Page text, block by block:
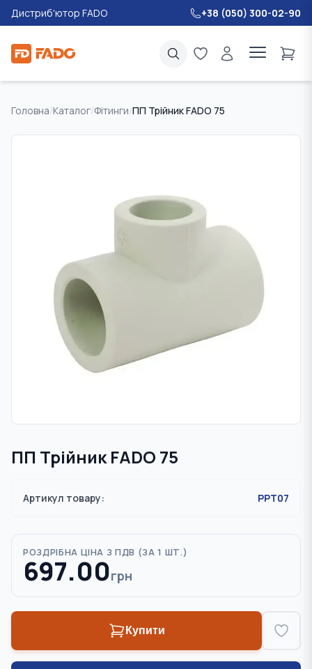
Дистриб'ютор FADO +38 (050) 300-02-90
Головна/Каталог/Фітинги/ПП Трійник FADO 75
ПП Трійник FADO 75
Артикул товару: PPT07
РОЗДРІБНА ЦІНА З ПДВ (ЗА 1 ШТ.)
697.00грн
Купити